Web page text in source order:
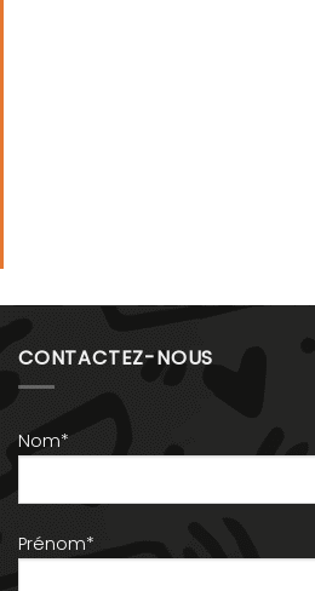
CONTACTEZ-NOUS
Nom*
Prénom*